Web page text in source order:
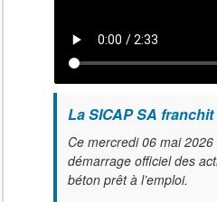
La SICAP SA
Ce mercredi 06 mai
démarrage officiel des
béton prêt à l’emploi.